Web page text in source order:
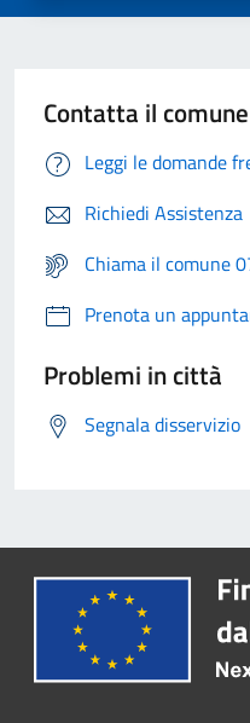
Contatta il comune
Leggi le domande
Richiedi Assistenza
Chiama il comune
Prenota un
Problemi in città
Segnala disservizio